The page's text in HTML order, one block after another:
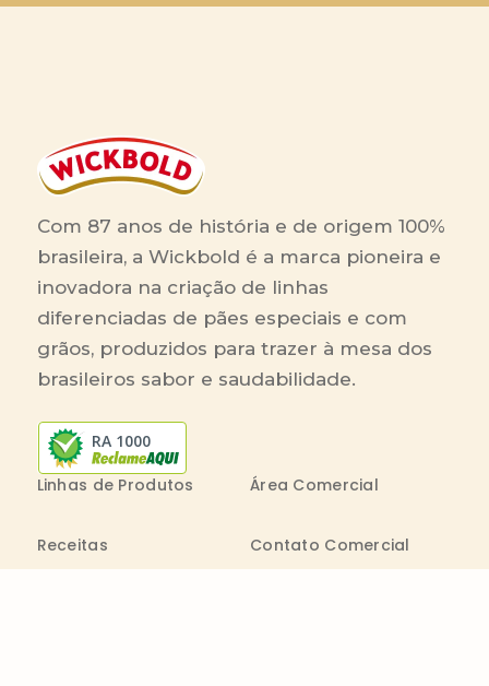
Com 87 anos de história e de origem 100%
brasileira, a Wickbold é a marca pioneira e
inovadora na criação de linhas
diferenciadas de pães especiais e com
grãos, produzidos para trazer à mesa dos
brasileiros sabor e saudabilidade.
RA 1000
Linhas de Produtos Área Comercial
Receitas Contato Comercial